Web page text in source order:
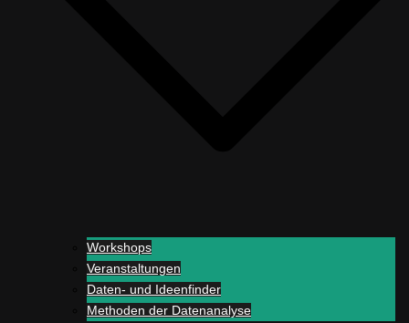
Workshops
Veranstaltungen
Daten- und Ideenfinder
Methoden der Datenanalyse